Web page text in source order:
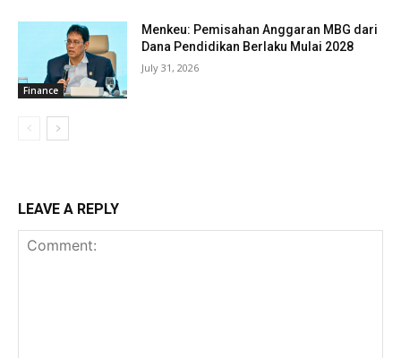
Finance
Menkeu: Pemisahan Anggaran MBG dari
Dana Pendidikan Berlaku Mulai 2028
July 31, 2026
LEAVE A REPLY